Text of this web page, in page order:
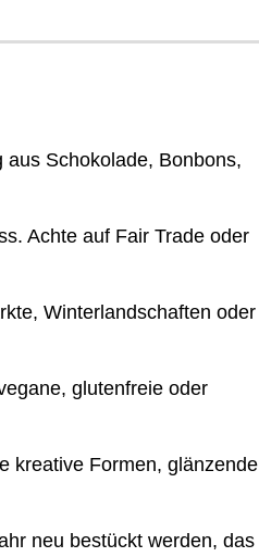
Schokolade, Bonbons,
Achte auf Fair Trade oder
Winterlandschaften oder
glutenfreie oder
kreative Formen, glänzende
neu bestückt werden, das